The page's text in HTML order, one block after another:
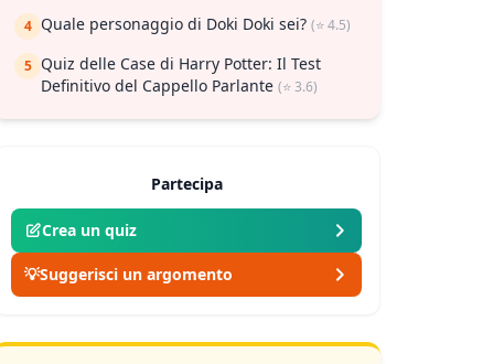
4 Quale personaggio di Doki Doki sei? (⭐ 4.5)
5 Quiz delle Case di Harry Potter: Il Test
Definitivo del Cappello Parlante (⭐ 3.6)
Partecipa
Crea un quiz
💡Suggerisci un argomento